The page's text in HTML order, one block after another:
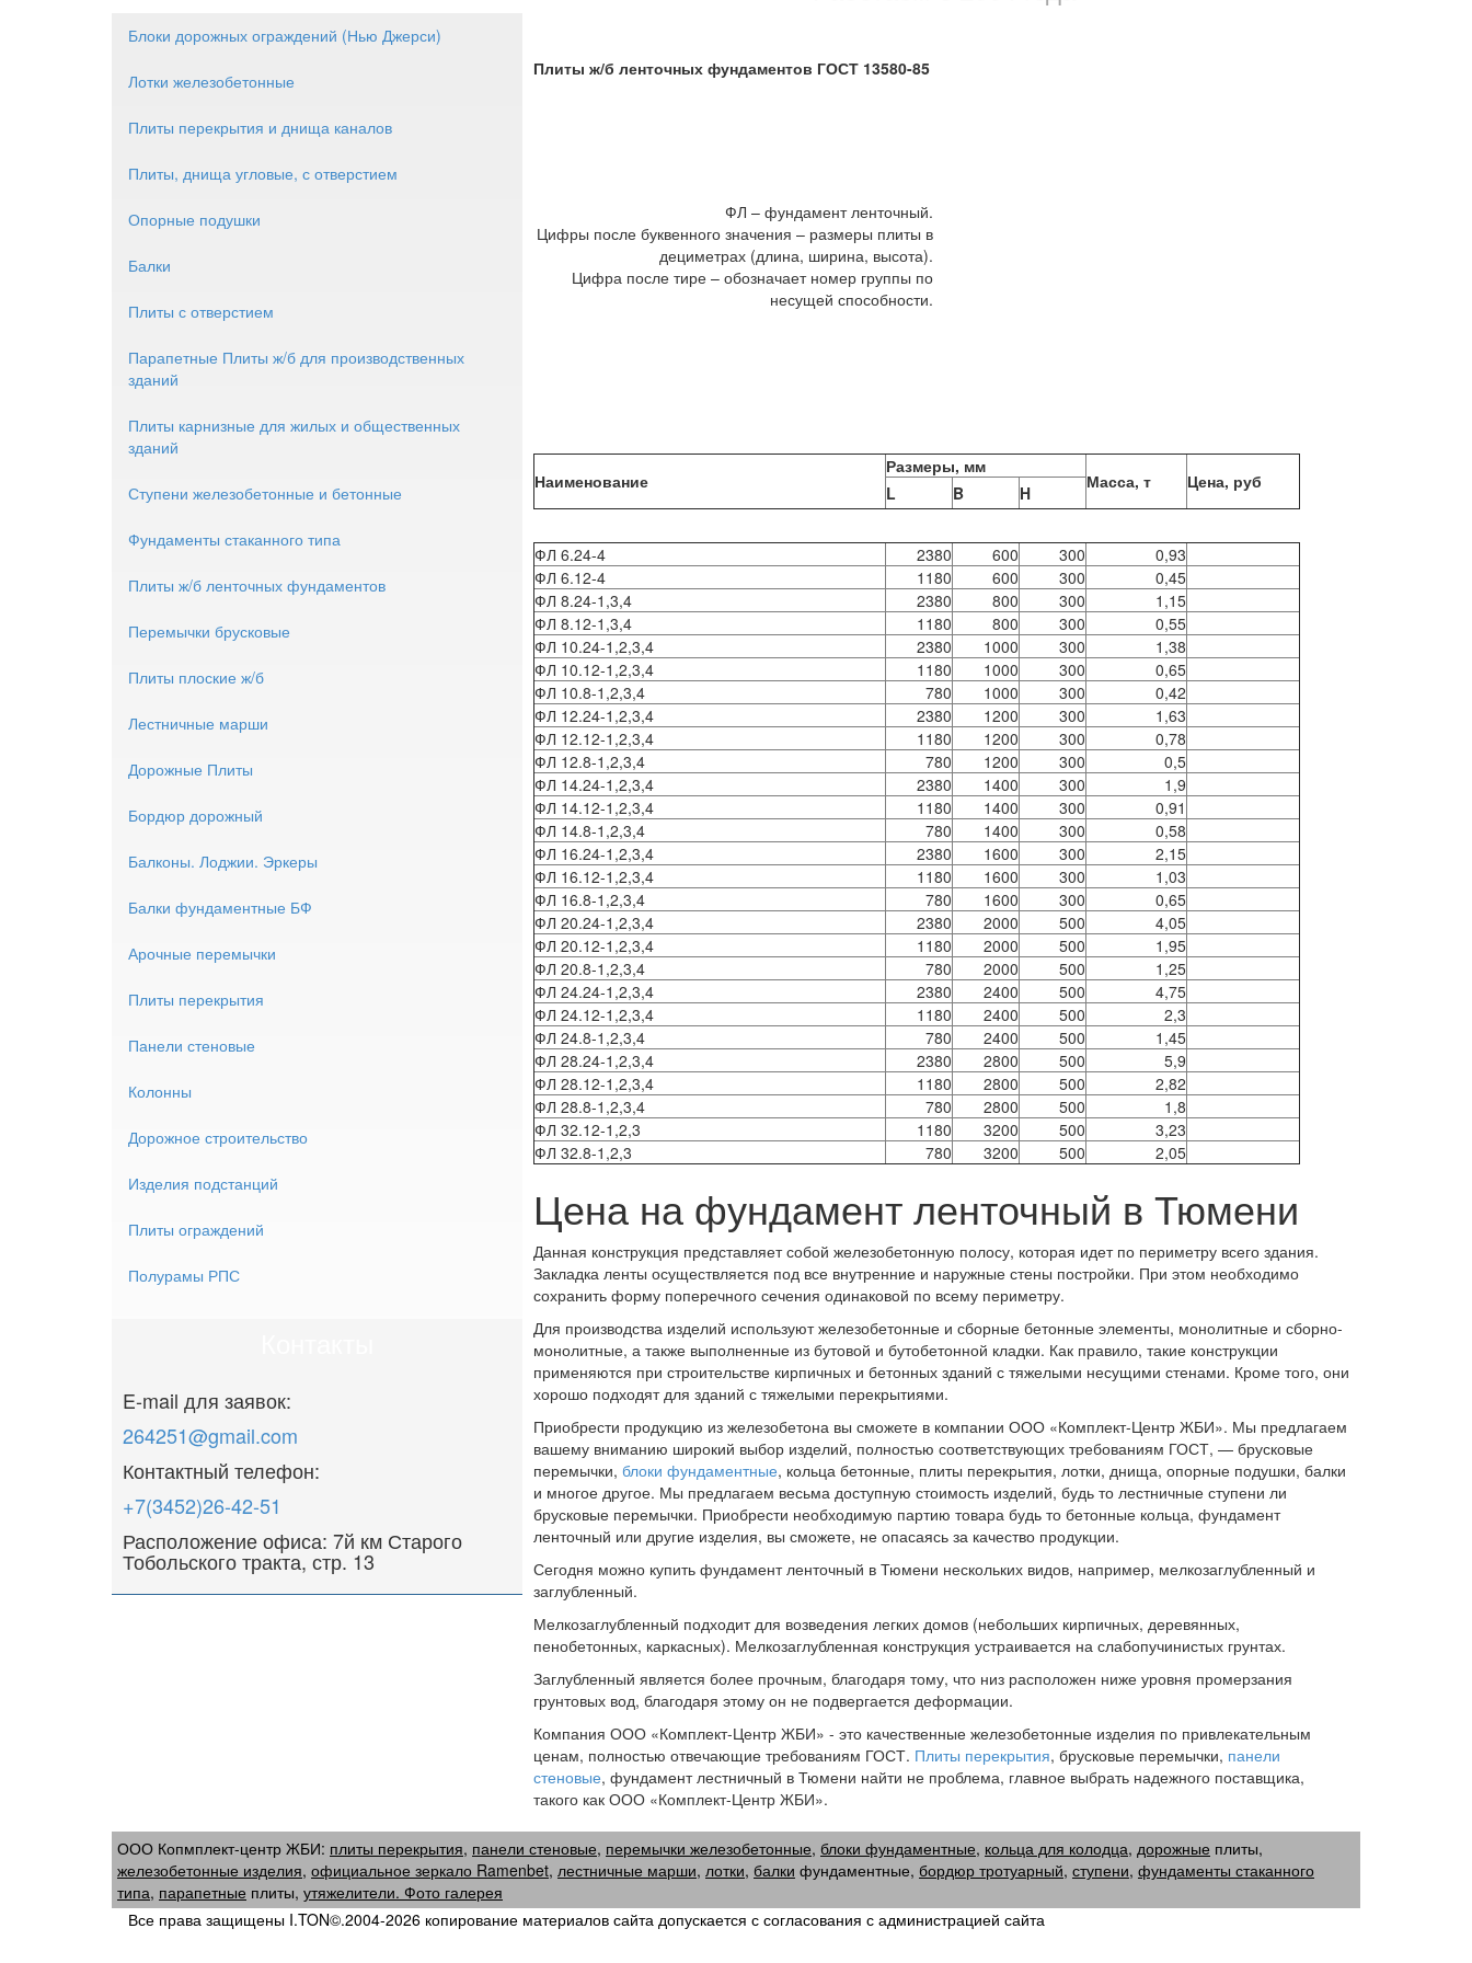
Блоки дорожных ограждений (Нью Джерси)
Лотки железобетонные
Плиты перекрытия и днища каналов
Плиты, днища угловые, с отверстием
Опорные подушки
Балки
Плиты с отверстием
Парапетные Плиты ж/б для производственных
зданий
Плиты карнизные для жилых и общественных
зданий
Ступени железобетонные и бетонные
Фундаменты стаканного типа
Плиты ж/б ленточных фундаментов
Перемычки брусковые
Плиты плоские ж/б
Лестничные марши
Дорожные Плиты
Бордюр дорожный
Балконы. Лоджии. Эркеры
Балки фундаментные БФ
Арочные перемычки
Плиты перекрытия
Панели стеновые
Колонны
Дорожное строительство
Изделия подстанций
Плиты ограждений
Полурамы РПС
E-mail для заявок:
264251@gmail.com
Контактный телефон:
+7(3452)26-42-51
Расположение офиса: 7й км Старого
Тобольского тракта, стр. 13
Плиты ж/б ленточных фундаментов ГОСТ 13580-85
ФЛ – фундамент ленточный.
Цифры после буквенного значения – размеры плиты в
дециметрах (длина, ширина, высота).
Цифра после тире – обозначает номер группы по
несущей способности.
Наименование
Размеры, мм
Масса, т Цена, руб
L B H
ФЛ 6.24-4 2380 600 300
0,93
ФЛ 6.12-4
1180 600 300
0,45
ФЛ 8.24-1,3,4
2380 800 300
1,15
ФЛ 8.12-1,3,4
1180 800 300
0,55
ФЛ 10.24-1,2,3,4
2380 1000 300
1,38
ФЛ 10.12-1,2,3,4
1180 1000 300
0,65
ФЛ 10.8-1,2,3,4
780 1000 300
0,42
ФЛ 12.24-1,2,3,4
2380 1200 300
1,63
ФЛ 12.12-1,2,3,4
1180 1200 300
0,78
ФЛ 12.8-1,2,3,4
780 1200 300
0,5
ФЛ 14.24-1,2,3,4
2380 1400 300
1,9
ФЛ 14.12-1,2,3,4
1180 1400 300
0,91
ФЛ 14.8-1,2,3,4
780 1400 300
0,58
ФЛ 16.24-1,2,3,4
2380 1600 300
2,15
ФЛ 16.12-1,2,3,4
1180 1600 300
1,03
ФЛ 16.8-1,2,3,4
780 1600 300
0,65
ФЛ 20.24-1,2,3,4
2380 2000 500
4,05
ФЛ 20.12-1,2,3,4
1180 2000 500
1,95
ФЛ 20.8-1,2,3,4
780 2000 500
1,25
ФЛ 24.24-1,2,3,4
2380 2400 500
4,75
ФЛ 24.12-1,2,3,4
1180 2400 500
2,3
ФЛ 24.8-1,2,3,4
780 2400 500
1,45
ФЛ 28.24-1,2,3,4
2380 2800 500
5,9
ФЛ 28.12-1,2,3,4
1180 2800 500
2,82
ФЛ 28.8-1,2,3,4
780 2800 500
1,8
ФЛ 32.12-1,2,3
1180 3200 500
3,23
ФЛ 32.8-1,2,3
780 3200 500 2,05
Цена на фундамент ленточный в Тюмени
Данная конструкция представляет собой железобетонную полосу, которая идет по периметру всего здания.
Закладка ленты осуществляется под все внутренние и наружные стены постройки. При этом необходимо
сохранить форму поперечного сечения одинаковой по всему периметру.
Для производства изделий используют железобетонные и сборные бетонные элементы, монолитные и сборно-
монолитные, а также выполненные из бутовой и бутобетонной кладки. Как правило, такие конструкции
применяются при строительстве кирпичных и бетонных зданий с тяжелыми несущими стенами. Кроме того, они
хорошо подходят для зданий с тяжелыми перекрытиями.
Приобрести продукцию из железобетона вы сможете в компании ООО «Комплект-Центр ЖБИ». Мы предлагаем
вашему вниманию широкий выбор изделий, полностью соответствующих требованиям ГОСТ, — брусковые
перемычки, блоки фундаментные, кольца бетонные, плиты перекрытия, лотки, днища, опорные подушки, балки
и многое другое. Мы предлагаем весьма доступную стоимость изделий, будь то лестничные ступени ли
брусковые перемычки. Приобрести необходимую партию товара будь то бетонные кольца, фундамент
ленточный или другие изделия, вы сможете, не опасаясь за качество продукции.
Сегодня можно купить фундамент ленточный в Тюмени нескольких видов, например, мелкозаглубленный и
заглубленный.
Мелкозаглубленный подходит для возведения легких домов (небольших кирпичных, деревянных,
пенобетонных, каркасных). Мелкозаглубленная конструкция устраивается на слабопучинистых грунтах.
Заглубленный является более прочным, благодаря тому, что низ расположен ниже уровня промерзания
грунтовых вод, благодаря этому он не подвергается деформации.
Компания ООО «Комплект-Центр ЖБИ» - это качественные железобетонные изделия по привлекательным
ценам, полностью отвечающие требованиям ГОСТ. Плиты перекрытия, брусковые перемычки, панели
стеновые, фундамент лестничный в Тюмени найти не проблема, главное выбрать надежного поставщика,
такого как ООО «Комплект-Центр ЖБИ».
ООО Копмплект-центр ЖБИ: плиты перекрытия, панели стеновые, перемычки железобетонные, блоки фундаментные, кольца для колодца, дорожные плиты,
железобетонные изделия, официальное зеркало Ramenbet, лестничные марши, лотки, балки фундаментные, бордюр тротуарный, ступени, фундаменты стаканного
типа, парапетные плиты, утяжелители. Фото галерея
Все права защищены I.TON©.2004-2026 копирование материалов сайта допускается с согласования с администрацией сайта